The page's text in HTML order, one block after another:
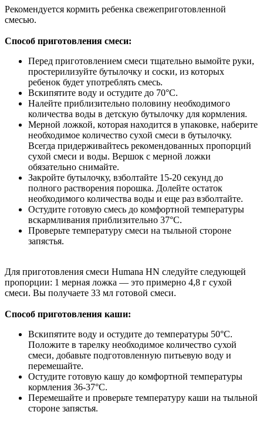
Рекомендуется кормить ребенка свежеприготовленной
смесью.
Способ приготовления смеси:
Перед приготовлением смеси тщательно вымойте руки,
простерилизуйте бутылочку и соски, из которых
ребенок будет употреблять смесь.
Вскипятите воду и остудите до 70°С.
Налейте приблизительно половину необходимого
количества воды в детскую бутылочку для кормления.
Мерной ложкой, которая находится в упаковке, наберите
необходимое количество сухой смеси в бутылочку.
Всегда придерживайтесь рекомендованных пропорций
сухой смеси и воды. Вершок с мерной ложки
обязательно снимайте.
Закройте бутылочку, взболтайте 15-20 секунд до
полного растворения порошка. Долейте остаток
необходимого количества воды и еще раз взболтайте.
Остудите готовую смесь до комфортной температуры
вскармливания приблизительно 37°С.
Проверьте температуру смеси на тыльной стороне
запястья.
Для приготовления смеси Humana HN следуйте следующей
пропорции: 1 мерная ложка — это примерно 4,8 г сухой
смеси. Вы получаете 33 мл готовой смеси.
Способ приготовления каши:
Вскипятите воду и остудите до температуры 50°С.
Положите в тарелку необходимое количество сухой
смеси, добавьте подготовленную питьевую воду и
перемешайте.
Остудите готовую кашу до комфортной температуры
кормления 36-37°С.
Перемешайте и проверьте температуру каши на тыльной
стороне запястья.